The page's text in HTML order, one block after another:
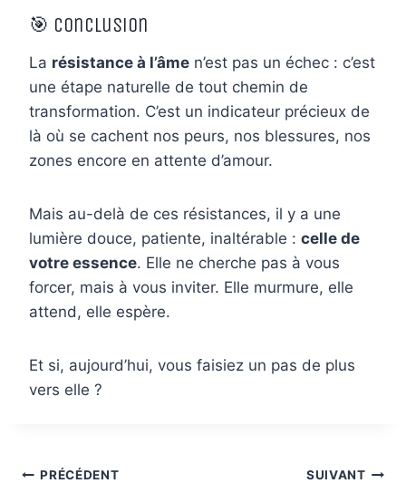
🎯 Conclusion
La résistance à l’âme n’est pas un échec : c’est
une étape naturelle de tout chemin de
transformation. C’est un indicateur précieux de
là où se cachent nos peurs, nos blessures, nos
zones encore en attente d’amour.
Mais au-delà de ces résistances, il y a une
lumière douce, patiente, inaltérable : celle de
votre essence. Elle ne cherche pas à vous
forcer, mais à vous inviter. Elle murmure, elle
attend, elle espère.
Et si, aujourd’hui, vous faisiez un pas de plus
vers elle ?
Navigation
PRÉCÉDENT SUIVANT